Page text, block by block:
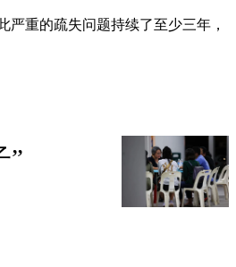
严重的疏失问题持续了至少三年，
”